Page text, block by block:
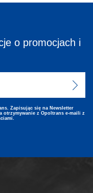
o promocjach i
Zapisując się na Newsletter
otrzymywanie z Opoltrans e-maili z